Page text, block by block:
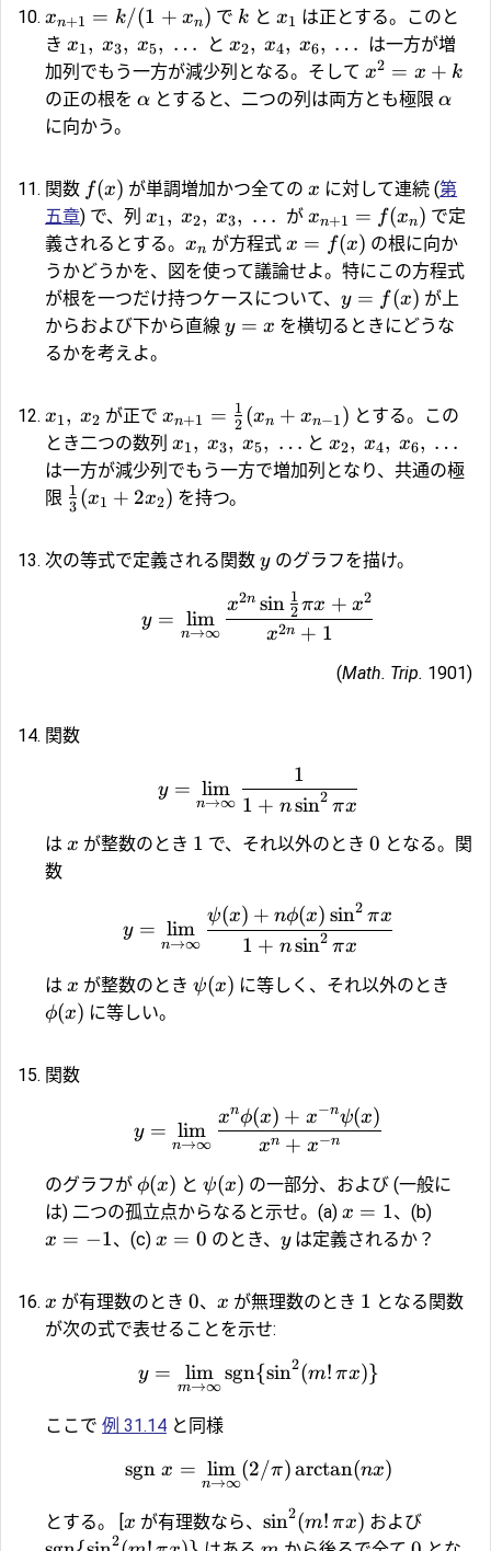
xn+1 = k/(1 + xn) で k と x1 は正とする。このと
き x1, x3, x5, … と x2, x4, x6, … は一方が増
加列でもう一方が減少列となる。そして x2 = x + k
の正の根を α とすると、二つの列は両方とも極限α
に向かう。
関数 f(x) が単調増加かつ全てのx に対して連続 (第
五章) で、列 x1, x2, x3, … が xn+1 = f(xn) で定
義されるとする。 xn が方程式 x = f(x) の根に向か
うかどうかを、図を使って議論せよ。特にこの方程式
が根を一つだけ持つケースについて、 y = f(x) が上
からおよび下から直線 y = x を横切るときにどうな
るかを考えよ。
x1, x2 が正でxn+1 = 2
1 (xn + xn−1) とする。この
とき二つの数列 x1, x3, x5, … と x2, x4, x6, …
は一方が減少列でもう一方で増加列となり、共通の極
限 3
1 (x1 + 2x2) を持つ。
次の等式で定義される関数 yのグラフを描け。
y =
n→∞
lim
x2n + 1
x2n sin 2
1 πx + x2
(Math. Trip. 1901)
関数
y =
n→∞
lim
1 + nsin2 πx
1
は x が整数のとき 1 で、それ以外のとき 0 となる。関
数
y =
n→∞
lim
1 + nsin2 πx
ψ(x) + nϕ(x) sin2 πx
は x が整数のとき ψ(x) に等しく、それ以外のとき
ϕ(x) に等しい。
関数
y =
n→∞
lim
xn + x−n
xnϕ(x) + x−nψ(x)
のグラフが ϕ(x) と ψ(x) の一部分、および (一般に
は) 二つの孤立点からなると示せ。(a) x = 1、(b)
x = −1、(c) x = 0 のとき、 yは定義されるか？
x が有理数のとき 0、 x が無理数のとき 1 となる関数
が次の式で表せることを示せ:
y =
m→∞
lim sgn{sin2(m! πx)}
ここで 例 31.14 と同様
sgnx =
n→∞
lim (2/π)arctan(nx)
とする。 [x が有理数なら、 sin2(m! πx) および
2